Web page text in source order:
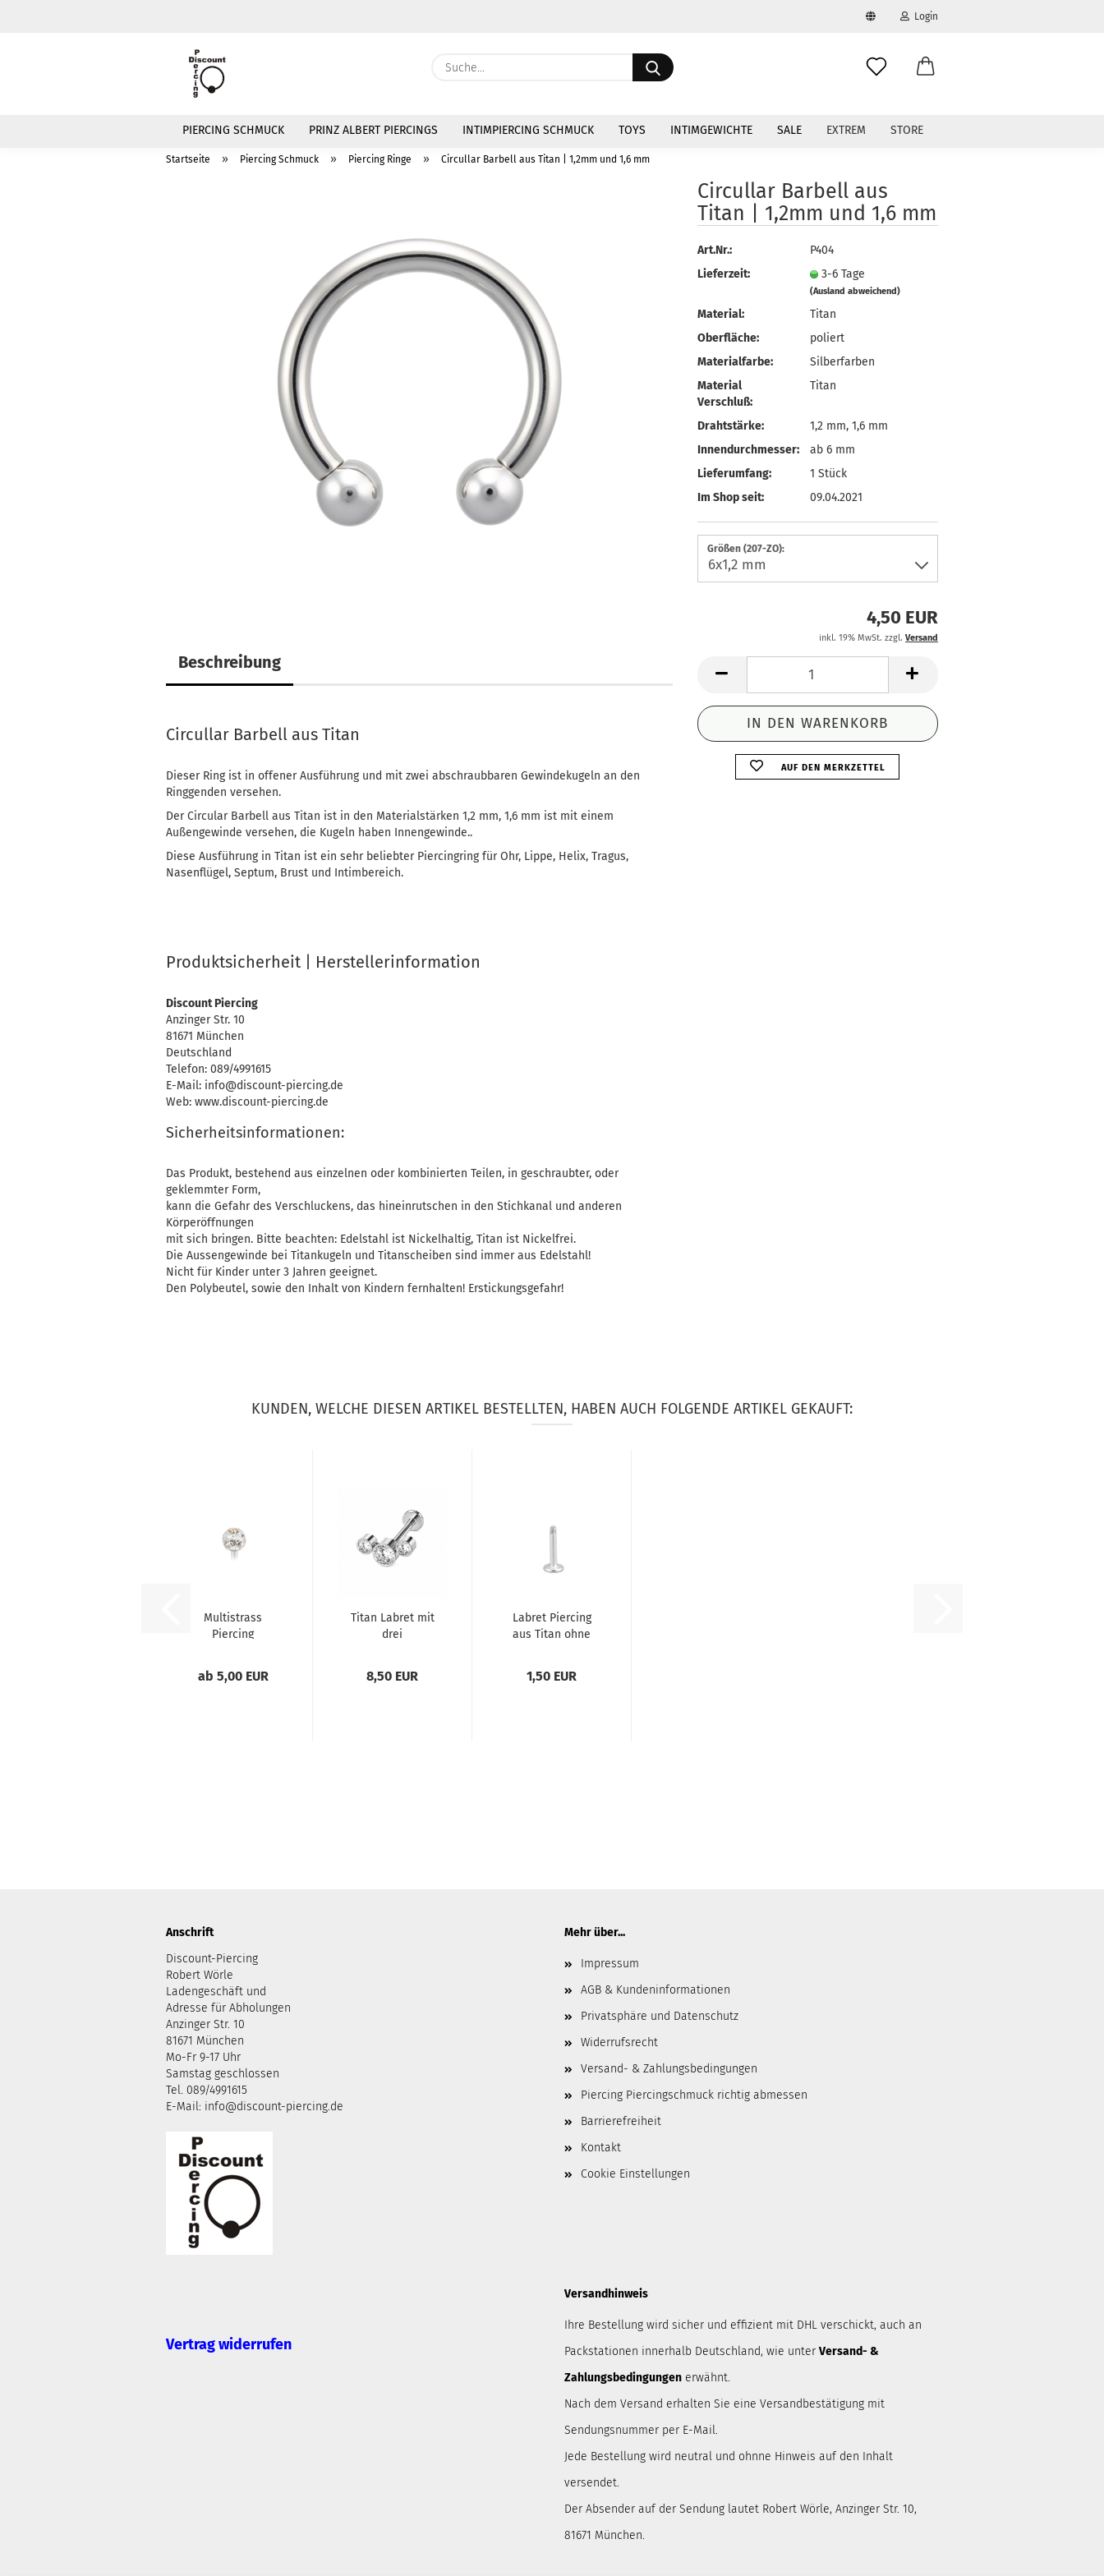
Währung auswählen
Login
Konto erstellen
Passwort vergessen?
Suche...
PIERCING SCHMUCK PRINZ ALBERT PIERCINGS INTIMPIERCING SCHMUCK TOYS INTIMGEWICHTE SALE EXTREM STORE
Startseite » Piercing Schmuck » Piercing Ringe » Circullar Barbell aus Titan | 1,2mm und 1,6 mm
Circullar Barbell aus
Titan | 1,2mm und 1,6 mm
Art.Nr.:
P404
Lieferzeit:
3-6 Tage
(Ausland abweichend)
Material:
Titan
Oberfläche:
poliert
Materialfarbe:
Silberfarben
Material
Verschluß:
Titan
Drahtstärke:
1,2 mm, 1,6 mm
Innendurchmesser:
ab 6 mm
Lieferumfang:
1 Stück
Im Shop seit:
09.04.2021
Größen (207-ZO):
4,50 EUR
inkl. 19% MwSt. zzgl. Versand
AUF DEN MERKZETTEL
Beschreibung
Circullar Barbell aus Titan
Dieser Ring ist in offener Ausführung und mit zwei abschraubbaren Gewindekugeln an den
Ringgenden versehen.
Der Circular Barbell aus Titan ist in den Materialstärken 1,2 mm, 1,6 mm ist mit einem
Außengewinde versehen, die Kugeln haben Innengewinde..
Diese Ausführung in Titan ist ein sehr beliebter Piercingring für Ohr, Lippe, Helix, Tragus,
Nasenflügel, Septum, Brust und Intimbereich.
Produktsicherheit | Herstellerinformation
Discount Piercing
Anzinger Str. 10
81671 München
Deutschland
Telefon: 089/4991615
E-Mail: info@discount-piercing.de
Web: www.discount-piercing.de
Sicherheitsinformationen:
Das Produkt, bestehend aus einzelnen oder kombinierten Teilen, in geschraubter, oder
geklemmter Form,
kann die Gefahr des Verschluckens, das hineinrutschen in den Stichkanal und anderen
Körperöffnungen
mit sich bringen. Bitte beachten: Edelstahl ist Nickelhaltig, Titan ist Nickelfrei.
Die Aussengewinde bei Titankugeln und Titanscheiben sind immer aus Edelstahl!
Nicht für Kinder unter 3 Jahren geeignet.
Den Polybeutel, sowie den Inhalt von Kindern fernhalten! Erstickungsgefahr!
KUNDEN, WELCHE DIESEN ARTIKEL BESTELLTEN, HABEN AUCH FOLGENDE ARTIKEL GEKAUFT:
Multistrass
Piercing
ab 5,00 EUR
Titan Labret mit
drei
8,50 EUR
Labret Piercing
aus Titan ohne
1,50 EUR
Anschrift
Discount-Piercing
Robert Wörle
Ladengeschäft und
Adresse für Abholungen
Anzinger Str. 10
81671 München
Mo-Fr 9-17 Uhr
Samstag geschlossen
Tel. 089/4991615
E-Mail: info@discount-piercing.de
Mehr über...
Impressum
AGB & Kundeninformationen
Privatsphäre und Datenschutz
Widerrufsrecht
Versand- & Zahlungsbedingungen
Piercing Piercingschmuck richtig abmessen
Barrierefreiheit
Kontakt
Cookie Einstellungen
Vertrag widerrufen
Versandhinweis
Ihre Bestellung wird sicher und effizient mit DHL verschickt, auch an
Packstationen innerhalb Deutschland, wie unter Versand- &
Zahlungsbedingungen erwähnt.
Nach dem Versand erhalten Sie eine Versandbestätigung mit
Sendungsnummer per E-Mail.
Jede Bestellung wird neutral und ohnne Hinweis auf den Inhalt
versendet.
Der Absender auf der Sendung lautet Robert Wörle, Anzinger Str. 10,
81671 München.